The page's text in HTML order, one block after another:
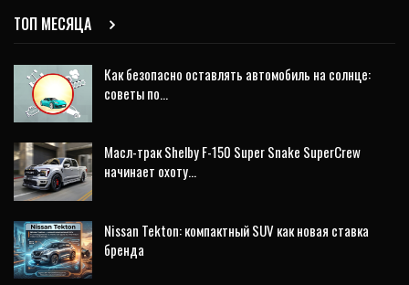
ТОП МЕСЯЦА
Как безопасно оставлять автомобиль на солнце:
советы по…
Масл-трак Shelby F-150 Super Snake SuperCrew
начинает охоту…
Nissan Tekton: компактный SUV как новая ставка
бренда